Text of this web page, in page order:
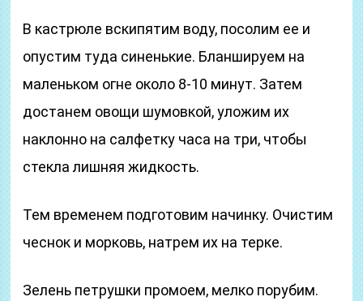
В кастрюле вскипятим воду, посолим ее и
опустим туда синенькие. Бланшируем на
маленьком огне около 8-10 минут. Затем
достанем овощи шумовкой, уложим их
наклонно на салфетку часа на три, чтобы
стекла лишняя жидкость.
Тем временем подготовим начинку. Очистим
чеснок и морковь, натрем их на терке.
Зелень петрушки промоем, мелко порубим.